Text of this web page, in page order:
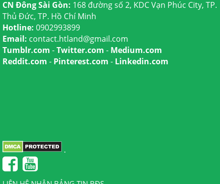
CN Đông Sài Gòn: 168 đường số 2, KDC Vạn Phúc City, TP.
Thủ Đức, TP. Hồ Chí Minh
Hotline: 0902993899
Email: contact.htland@gmail.com
Tumblr.com -Twitter.com - Medium.com
Reddit.com - Pinterest.com - Linkedin.com
.